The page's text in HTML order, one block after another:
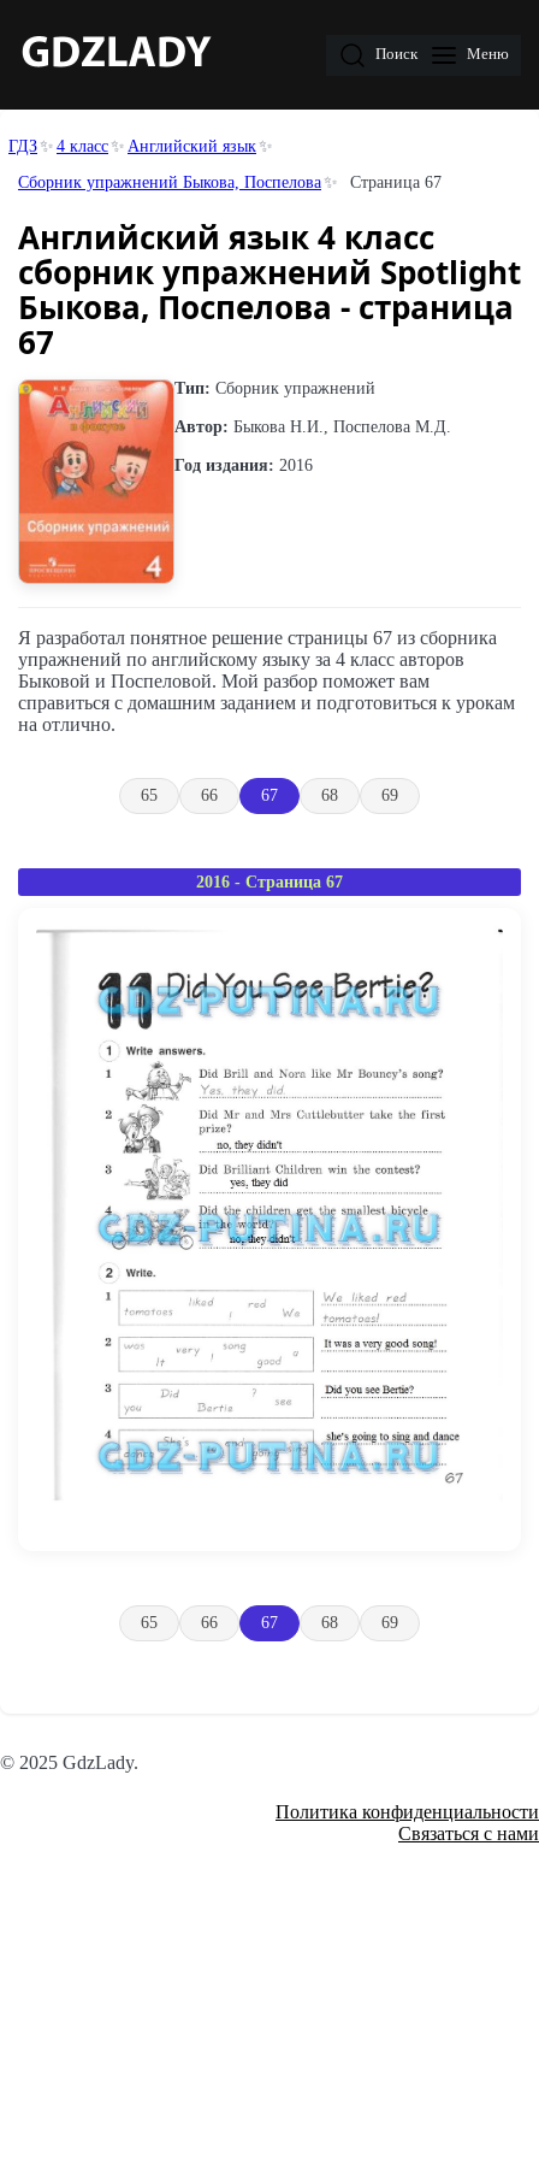
Поиск Меню
ГДЗ 4 класс
Английский язык
Сборник упражнений Быкова, Поспелова
Страница 67
Английский язык 4 класс
сборник упражнений Spotlight
Быкова, Поспелова - страница
67
Тип: Сборник упражнений
Автор: Быкова Н.И., Поспелова М.Д.
Год издания: 2016
Я разработал понятное решение страницы 67 из сборника
упражнений по английскому языку за 4 класс авторов
Быковой и Поспеловой. Мой разбор поможет вам
справиться с домашним заданием и подготовиться к урокам
на отлично.
65 66 67 68 69
2016 - Страница 67
65 66 67 68 69